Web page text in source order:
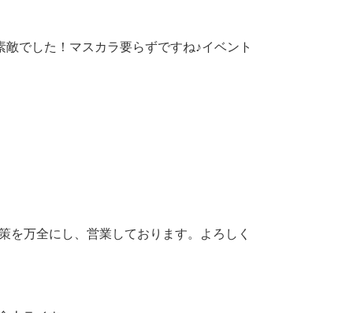
でした！マスカラ要らずですね♪イベント
を万全にし、営業しております。よろしく